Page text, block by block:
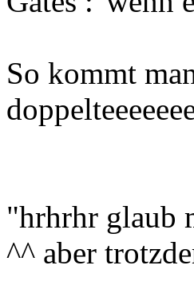
So kommt
"hrhrhr glaub
^^ aber